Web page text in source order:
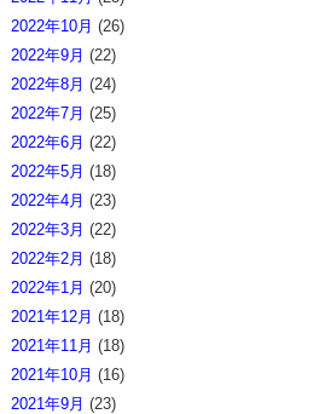
2022年10月 (26)
2022年9月 (22)
2022年8月 (24)
2022年7月 (25)
2022年6月 (22)
2022年5月 (18)
2022年4月 (23)
2022年3月 (22)
2022年2月 (18)
2022年1月 (20)
2021年12月 (18)
2021年11月 (18)
2021年10月 (16)
2021年9月 (23)